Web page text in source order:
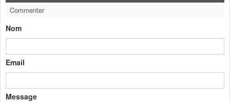
Commenter
Nom
Email
Message